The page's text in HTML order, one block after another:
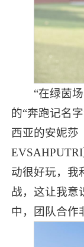
“在绿茵
的“奔跑记名
西亚的安妮莎
动很好玩，我
战，这让我意
中，团队合作